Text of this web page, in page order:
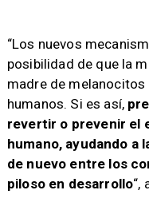
“Los nuevos
posibilidad de que la
madre de
humanos. Si es así,
revertir o prevenir el
humano, ayudando a
de nuevo entre los
piloso en desarrollo“,